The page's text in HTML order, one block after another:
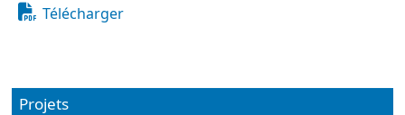
Télécharger
Projets